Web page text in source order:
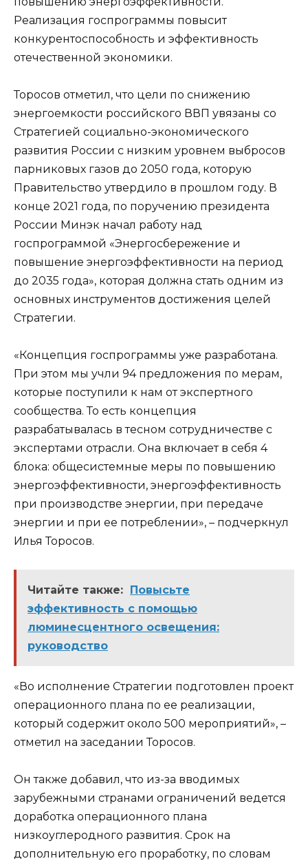
Реализация госпрограммы повысит
конкурентоспособность и эффективность
отечественной экономики.
Торосов отметил, что цели по снижению
энергоемкости российского ВВП увязаны со
Стратегией социально-экономического
развития России с низким уровнем выбросов
парниковых газов до 2050 года, которую
Правительство утвердило в прошлом году. В
конце 2021 года, по поручению президента
России Минэк начал работу над
госпрограммой «Энергосбережение и
повышение энергоэффективности на период
до 2035 года», которая должна стать одним из
основных инструментов достижения целей
Стратегии.
«Концепция госпрограммы уже разработана.
При этом мы учли 94 предложения по мерам,
которые поступили к нам от экспертного
сообщества. То есть концепция
разрабатывалась в тесном сотрудничестве с
экспертами отрасли. Она включает в себя 4
блока: общесистемные меры по повышению
энергоэффективности, энергоэффективность
при производстве энергии, при передаче
энергии и при ее потреблении», – подчеркнул
Илья Торосов.
Читайте также: Повысьте
эффективность с помощью
люминесцентного освещения:
руководство
«Во исполнение Стратегии подготовлен проект
операционного плана по ее реализации,
который содержит около 500 мероприятий», –
отметил на заседании Торосов.
Он также добавил, что из-за вводимых
зарубежными странами ограничений ведется
доработка операционного плана
низкоуглеродного развития. Срок на
дополнительную его проработку, по словам